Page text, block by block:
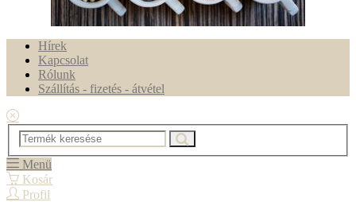
Hírek
Kapcsolat
Rólunk
Szállítás - fizetés - átvétel
Menü
Kosár
Profil